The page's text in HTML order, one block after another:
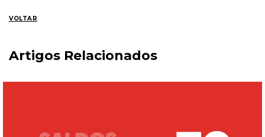
VOLTAR
Artigos Relacionados